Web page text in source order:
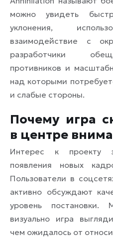
можно увидеть
уклонения,
взаимодействие с
разработчики
противников и
над которыми
и слабые стороны.
Почему игра
в центре
Интерес к проекту
появления новых
Пользователи в
активно обсуждают
уровень постановки.
визуально игра
чем ожидалось от